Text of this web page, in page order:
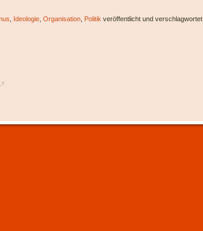
Ideologie, Organisation, Politik veröffentlicht und verschlagwortet